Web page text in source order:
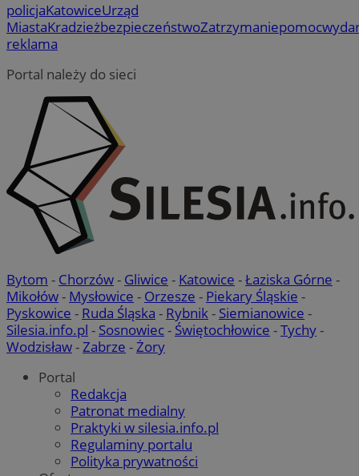
policjaKatowiceUrząd
MiastaKradzieżbezpieczeństwoZatrzymaniepomoc
reklama
Portal należy do sieci
Bytom - Chorzów- Gliwice - Katowice -Łaziska Górne -
Mikołów- Mysłowice - Orzesze - Piekary Śląskie -
Pyskowice - Ruda Śląska - Rybnik- Siemianowice -
Silesia.info.pl - Sosnowiec- Świętochłowice -Tychy-
Wodzisław-Zabrze -Żory
Portal
Redakcja
Patronat medialny
Praktyki w silesia.info.pl
Regulaminy portalu
Polityka prywatności